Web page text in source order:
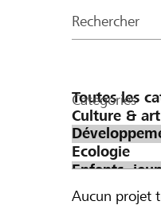
la
Rechercher
Catégories
Aucun projet